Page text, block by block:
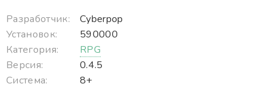
Разработчик:
Cyber​​pop
Установок:
590000
Категория:
RPG
Версия:
0.4.5
Система:
8+